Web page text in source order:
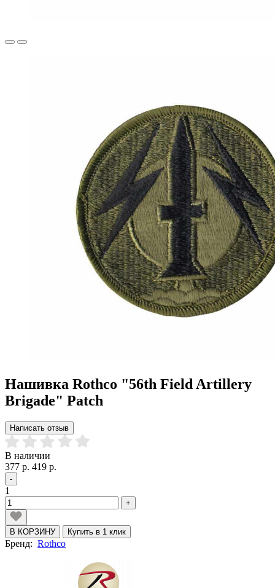
Нашивка Rothco "56th Field Artillery
Brigade" Patch
Написать отзыв
В наличии
377 р. 419 р.
-
1
+
В КОРЗИНУ Купить в 1 клик
Бренд: Rothco